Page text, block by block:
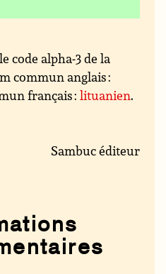
code alpha-3 de la
commun anglais :
français :lituanien.
Sambuc éditeur